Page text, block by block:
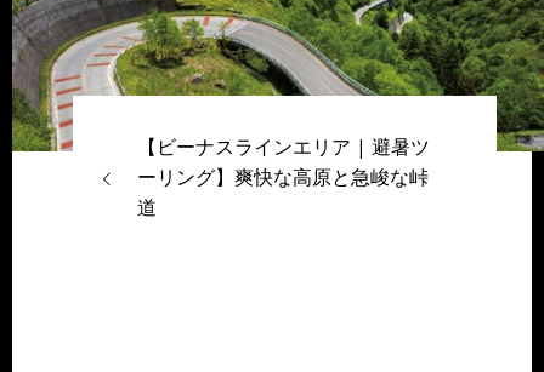
【ビーナスラインエリア | 避暑ツ
ーリング】爽快な高原と急峻な峠
道